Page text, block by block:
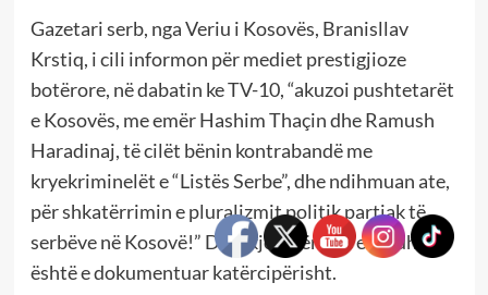
Gazetari serb, nga Veriu i Kosovës, Branisllav
Krstiq, i cili informon për mediet prestigjioze
botërore, në dabatin ke TV-10, “akuzoi pushtetarët
e Kosovës, me emër Hashim Thaçin dhe Ramush
Haradinaj, të cilët bënin kontrabandë me
kryekriminelët e “Listës Serbe”, dhe ndihmuan ate,
për shkatërrimin e pluralizmit politik partiak të
serbëve në Kosovë!” Dhe, kjo e vërtetë e madhe
është e dokumentuar katërcipërisht.